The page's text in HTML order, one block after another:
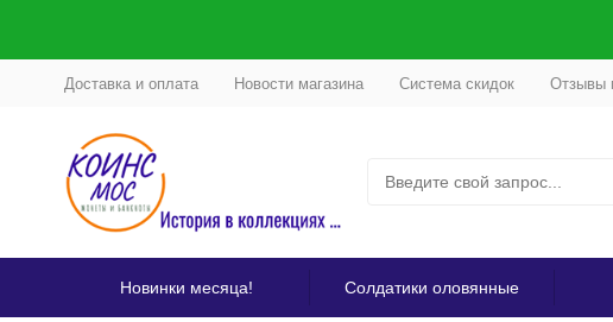
Доставка и оплата Новости магазина Система скидок Отзывы
Новинки месяца! Солдатики оловянные